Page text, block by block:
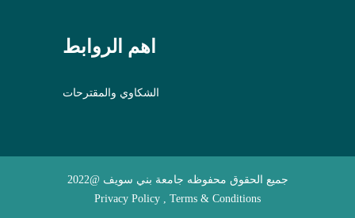
اهم الروابط
الشكاوي والمقترحات
جميع الحقوق محفوظه جامعة بني سويف @2022
Privacy Policy , Terms & Conditions